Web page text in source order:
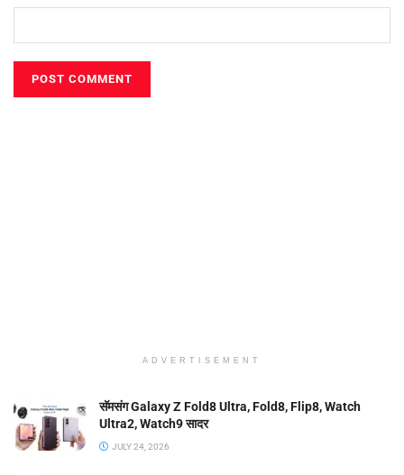
ADVERTISEMENT
सॅमसंग Galaxy Z Fold8 Ultra, Fold8, Flip8, Watch
Ultra2, Watch9 सादर
JULY 24, 2026